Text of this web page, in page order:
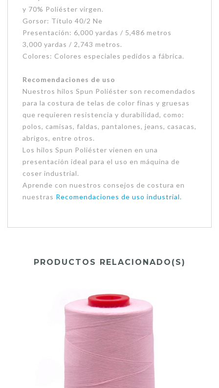
y 70% Poliéster virgen.
Gorsor: Título 40/2 Ne
Presentación: 6,000 yardas / 5,486 metros
3,000 yardas / 2,743 metros.
Colores: Colores especiales pedidos a fábrica.
Recomendaciones de uso
Nuestros hilos Spun Poliéster son recomendados
para la costura de telas de color finas y gruesas
que requieren resistencia y durabilidad, como:
polos, camisas, faldas, pantalones, jeans, casacas,
abrigos, entre otros.
Los hilos Spun Poliéster vienen en una
presentación ideal para el uso en máquina de
coser industrial.
Aprende con nuestros consejos de costura en
nuestras Recomendaciones de uso industrial.
PRODUCTOS RELACIONADO(S)